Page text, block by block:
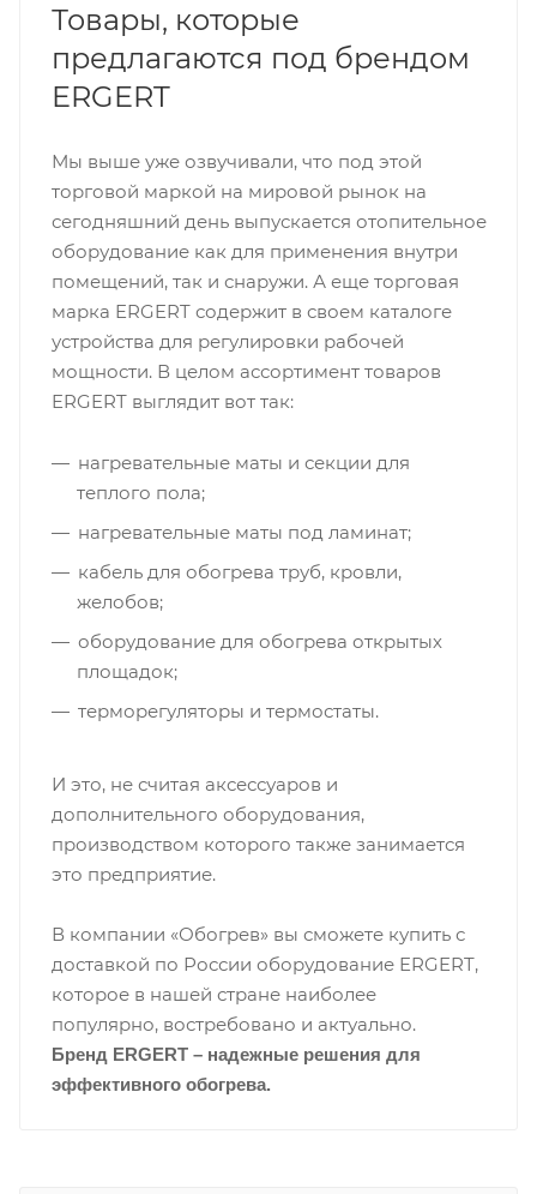
Товары, которые
предлагаются под брендом
ERGERT
Мы выше уже озвучивали, что под этой
торговой маркой на мировой рынок на
сегодняшний день выпускается отопительное
оборудование как для применения внутри
помещений, так и снаружи. А еще торговая
марка ERGERT содержит в своем каталоге
устройства для регулировки рабочей
мощности. В целом ассортимент товаров
ERGERT выглядит вот так:
нагревательные маты и секции для
теплого пола;
нагревательные маты под ламинат;
кабель для обогрева труб, кровли,
желобов;
оборудование для обогрева открытых
площадок;
терморегуляторы и термостаты.
И это, не считая аксессуаров и
дополнительного оборудования,
производством которого также занимается
это предприятие.
В компании «Обогрев» вы сможете купить с
доставкой по России оборудование ERGERT,
которое в нашей стране наиболее
популярно, востребовано и актуально.
Бренд ERGERT – надежные решения для
эффективного обогрева.